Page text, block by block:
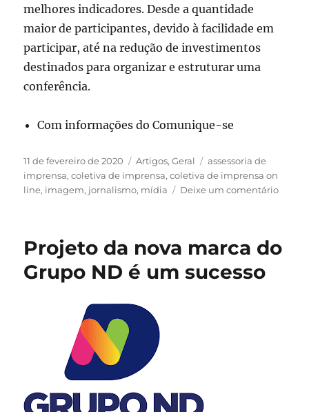
melhores indicadores. Desde a quantidade
maior de participantes, devido à facilidade em
participar, até na redução de investimentos
destinados para organizar e estruturar uma
conferência.
Com informações do Comunique-se
Publicado
em
11 de fevereiro de 2020 Categorias
Artigos,Geral Tags
assessoria de
imprensa,coletiva de imprensa,coletiva de imprensa on
line, imagem, jornalismo, mídia Deixe um comentárioem
–
Projeto da nova marca do
Grupo ND é um sucesso